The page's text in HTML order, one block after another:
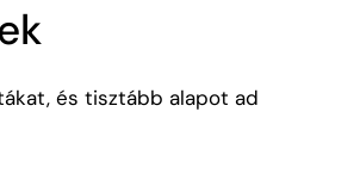
és tisztább alapot ad